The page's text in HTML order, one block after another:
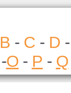
B - C - D
-O- P - Q